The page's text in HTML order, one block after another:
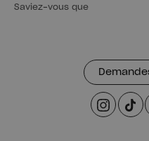
Saviez-vous que